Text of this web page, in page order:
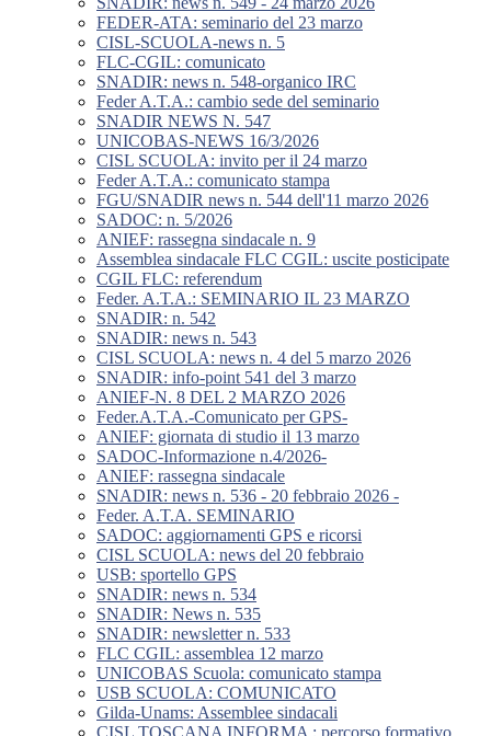
FEDER-ATA: seminario del 23 marzo
CISL-SCUOLA-news n. 5
FLC-CGIL: comunicato
SNADIR: news n. 548-organico IRC
Feder A.T.A.: cambio sede del seminario
SNADIR NEWS N. 547
UNICOBAS-NEWS 16/3/2026
CISL SCUOLA: invito per il 24 marzo
Feder A.T.A.: comunicato stampa
FGU/SNADIR news n. 544 dell'11 marzo 2026
SADOC: n. 5/2026
ANIEF: rassegna sindacale n. 9
Assemblea sindacale FLC CGIL: uscite posticipate
CGIL FLC: referendum
Feder. A.T.A.: SEMINARIO IL 23 MARZO
SNADIR: n. 542
SNADIR: news n. 543
CISL SCUOLA: news n. 4 del 5 marzo 2026
SNADIR: info-point 541 del 3 marzo
ANIEF-N. 8 DEL 2 MARZO 2026
Feder.A.T.A.-Comunicato per GPS-
ANIEF: giornata di studio il 13 marzo
SADOC-Informazione n.4/2026-
ANIEF: rassegna sindacale
SNADIR: news n. 536 - 20 febbraio 2026 -
Feder. A.T.A. SEMINARIO
SADOC: aggiornamenti GPS e ricorsi
CISL SCUOLA: news del 20 febbraio
USB: sportello GPS
SNADIR: news n. 534
SNADIR: News n. 535
SNADIR: newsletter n. 533
FLC CGIL: assemblea 12 marzo
UNICOBAS Scuola: comunicato stampa
USB SCUOLA: COMUNICATO
Gilda-Unams: Assemblee sindacali